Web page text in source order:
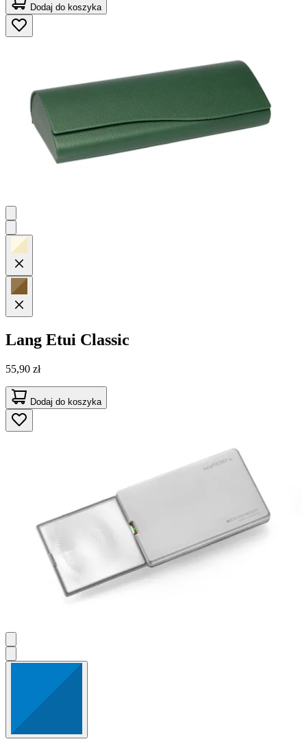
Dodaj do koszyka
Lang Etui Classic
55,90 zł
Dodaj do koszyka